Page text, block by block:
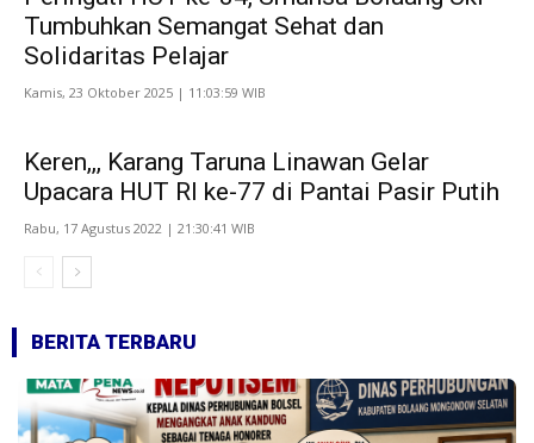
Tumbuhkan Semangat Sehat dan
Solidaritas Pelajar
Kamis, 23 Oktober 2025 | 11:03:59 WIB
Keren,,, Karang Taruna Linawan Gelar
Upacara HUT RI ke-77 di Pantai Pasir Putih
Rabu, 17 Agustus 2022 | 21:30:41 WIB
BERITA TERBARU